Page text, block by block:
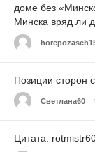
доме без
Минска вряд ли
Позиции сторон
Светлана60
Цитата: